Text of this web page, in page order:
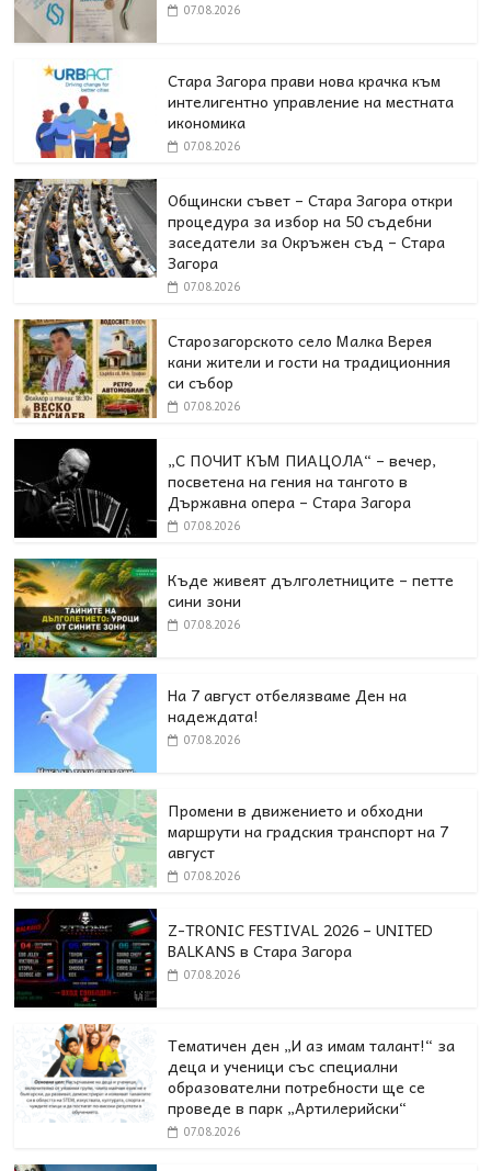
07.08.2026
Стара Загора прави нова крачка към
интелигентно управление на местната
икономика
07.08.2026
Общински съвет – Стара Загора откри
процедура за избор на 50 съдебни
заседатели за Окръжен съд – Стара
Загора
07.08.2026
Старозагорското село Малка Верея
кани жители и гости на традиционния
си събор
07.08.2026
„С ПОЧИТ КЪМ ПИАЦОЛА“ – вечер,
посветена на гения на тангото в
Държавна опера – Стара Загора
07.08.2026
Къде живеят дълголетниците – петте
сини зони
07.08.2026
На 7 август отбелязваме Ден на
надеждата!
07.08.2026
Промени в движението и обходни
маршрути на градския транспорт на 7
август
07.08.2026
Z-TRONIC FESTIVAL 2026 – UNITED
BALKANS в Стара Загора
07.08.2026
Тематичен ден „И аз имам талант!“ за
деца и ученици със специални
образователни потребности ще се
проведе в парк „Артилерийски“
07.08.2026